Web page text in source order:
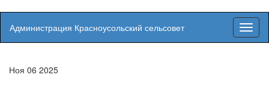
Вкл/
выкл
Администрация Красноусольский сельсовет
Ноя 06 2025